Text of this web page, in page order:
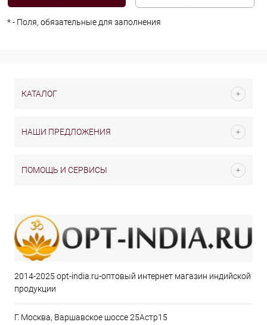
*- Поля, обязательные для заполнения
КАТАЛОГ
НАШИ ПРЕДЛОЖЕНИЯ
ПОМОЩЬ И СЕРВИСЫ
2014-2025 opt-india.ru-оптовый интернет магазин индийской
продукции
Г. Москва, Варшавское шоссе 25Астр15